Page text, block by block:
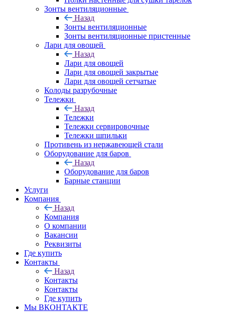
Зонты вентиляционные
Назад
Зонты вентиляционные
Зонты вентиляционные пристенные
Лари для овощей
Назад
Лари для овощей
Лари для овощей закрытые
Лари для овощей сетчатые
Колоды разрубочные
Тележки
Назад
Тележки
Тележки сервировочные
Тележки шпильки
Противень из нержавеющей стали
Оборудование для баров
Назад
Оборудование для баров
Барные станции
Услуги
Компания
Назад
Компания
О компании
Вакансии
Реквизиты
Где купить
Контакты
Назад
Контакты
Контакты
Где купить
Мы ВКОНТАКТЕ